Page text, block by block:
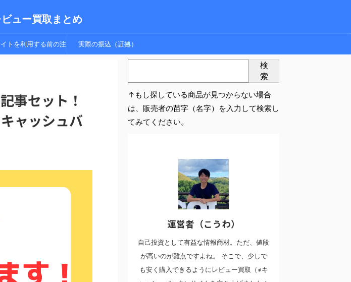
ュー買取まとめ
トを利用する前の注 実際の振込（証拠）
事セット！
ャッシュバ
検
索
↑もし探している商品が見つからない場合
は、販売者の苗字（名字）を入力して検索し
てみてください。
運営者（こうわ）
自己投資として有益な情報商材。ただ、値段
が高いのが難点ですよね。 そこで、少しで
も安く購入できるようにレビュー買取（≠キ